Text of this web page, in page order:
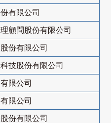
有限公司
顧問股份有限公司
份有限公司
技股份有限公司
限公司
限公司
份有限公司